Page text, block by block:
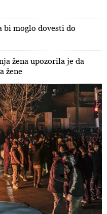
bi moglo dovesti do
žena upozorila je da
žene